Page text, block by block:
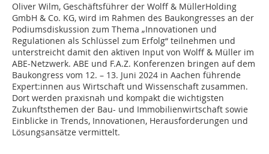
Oliver Wilm, Geschäftsführer der Wolff & MüllerHolding
GmbH & Co. KG, wird im Rahmen des Baukongresses an der
Podiumsdiskussion zum Thema „Innovationen und
Regulationen als Schlüssel zum Erfolg“ teilnehmen und
unterstreicht damit den aktiven Input von Wolff & Müller im
ABE-Netzwerk. ABE und F.A.Z. Konferenzen bringen auf dem
Baukongress vom 12. – 13. Juni 2024 in Aachen führende
Expert:innen aus Wirtschaft und Wissenschaft zusammen.
Dort werden praxisnah und kompakt die wichtigsten
Zukunftsthemen der Bau- und Immobilienwirtschaft sowie
Einblicke in Trends, Innovationen, Herausforderungen und
Lösungsansätze vermittelt.